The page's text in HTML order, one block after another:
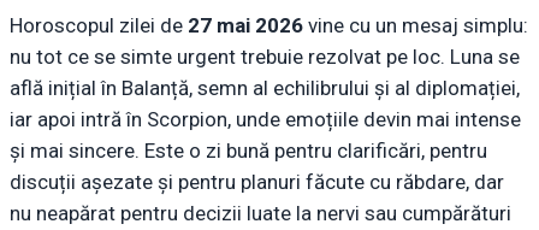
Horoscopul zilei de 27 mai 2026 vine cu un mesaj simplu:
nu tot ce se simte urgent trebuie rezolvat pe loc. Luna se
află inițial în Balanță, semn al echilibrului și al diplomației,
iar apoi intră în Scorpion, unde emoțiile devin mai intense
și mai sincere. Este o zi bună pentru clarificări, pentru
discuții așezate și pentru planuri făcute cu răbdare, dar
nu neapărat pentru decizii luate la nervi sau cumpărături